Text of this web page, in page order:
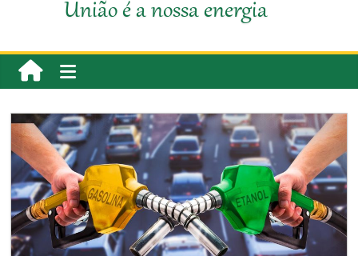
União é a nossa energia